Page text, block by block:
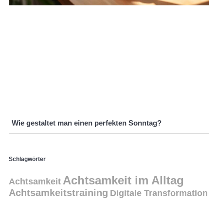
Wie gestaltet man einen perfekten Sonntag?
Schlagwörter
Achtsamkeit Achtsamkeit im Alltag
Achtsamkeitstraining Digitale Transformation